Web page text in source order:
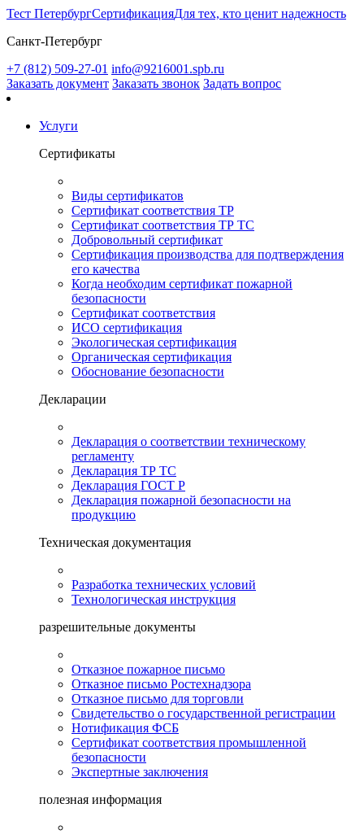
Тест ПетербургСертификацияДля тех, кто ценит надежность
Санкт-Петербург
+7 (812) 509-27-01 info@9216001.spb.ru
Заказать документ Заказать звонок Задать вопрос
Услуги
Сертификаты
Виды сертификатов
Сертификат соответствия ТР
Сертификат соответствия ТР ТС
Добровольный сертификат
Сертификация производства для подтверждения
его качества
Когда необходим сертификат пожарной
безопасности
Сертификат соответствия
ИСО сертификация
Экологическая сертификация
Органическая сертификация
Обоснование безопасности
Декларации
Декларация о соответствии техническому
регламенту
Декларация ТР ТС
Декларация ГОСТ Р
Декларация пожарной безопасности на
продукцию
Техническая документация
Разработка технических условий
Технологическая инструкция
разрешительные документы
Отказное пожарное письмо
Отказное письмо Ростехнадзора
Отказное письмо для торговли
Свидетельство о государственной регистрации
Нотификация ФСБ
Сертификат соответствия промышленной
безопасности
Экспертные заключения
полезная информация